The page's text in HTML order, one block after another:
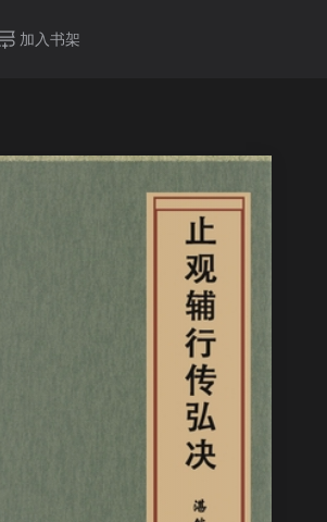
加入书架